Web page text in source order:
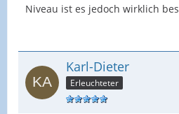
Niveau ist es jedoch wirklich
Karl-Dieter
Erleuchteter